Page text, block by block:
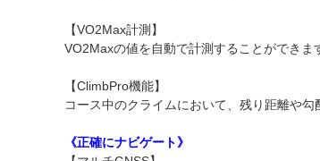
【VO2Max計測】
VO2Maxの値を自動で計測することができま
【ClimbPro機能】
コース中のクライムにおいて、残り距離や
《正確にナビゲート》